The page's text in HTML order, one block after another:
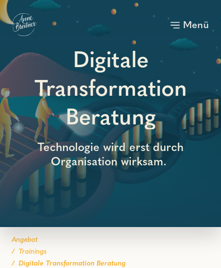
Menü
Digitale
Transformation
Beratung
Technologie wird erst durch
Organisation wirksam.
Angebot
Trainings
Digitale Transformation Beratung